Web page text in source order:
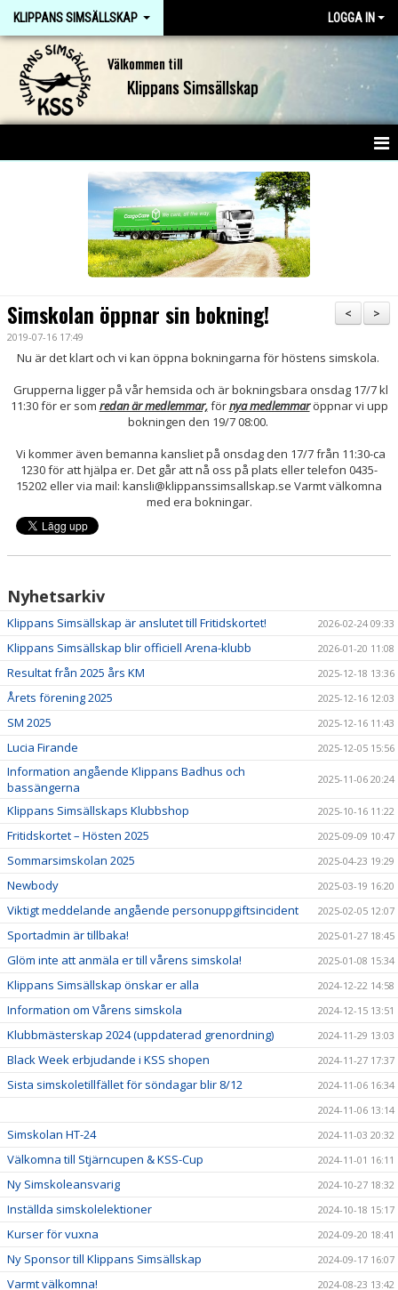
KLIPPANS SIMSÄLLSKAP LOGGA IN
Klippans Simsällskap
Välkommen till
DOKUMENT
>
<
Simskolan öppnar sin bokning!
2019-07-16 17:49
Nu är det klart och vi kan öppna bokningarna för höstens simskola.
Grupperna ligger på vår hemsida och är bokningsbara onsdag 17/7 kl
11:30 för er som redan är medlemmar,förnya medlemmaröppnar vi upp
bokningen den 19/7 08:00.
Vi kommer även bemanna kansliet på onsdag den 17/7 från 11:30-ca
1230 för att hjälpa er. Det går att nå oss på plats eller telefon 0435-
15202 eller via mail: kansli@klippanssimsallskap.se Varmt välkomna
med era bokningar.
Nyhetsarkiv
Klippans Simsällskap är anslutet till Fritidskortet! 2026-02-24 09:33
Klippans Simsällskap blir officiell Arena-klubb 2026-01-20 11:08
Resultat från 2025 års KM 2025-12-18 13:36
Årets förening 2025 2025-12-16 12:03
SM 2025 2025-12-16 11:43
Lucia Firande 2025-12-05 15:56
Information angående Klippans Badhus och
bassängerna
2025-11-06 20:24
Klippans Simsällskaps Klubbshop 2025-10-16 11:22
Fritidskortet – Hösten 2025 2025-09-09 10:47
Sommarsimskolan 2025 2025-04-23 19:29
Newbody 2025-03-19 16:20
Viktigt meddelande angående personuppgiftsincident 2025-02-05 12:07
Sportadmin är tillbaka! 2025-01-27 18:45
Glöm inte att anmäla er till vårens simskola! 2025-01-08 15:34
Klippans Simsällskap önskar er alla 2024-12-22 14:58
Information om Vårens simskola 2024-12-15 13:51
Klubbmästerskap 2024 (uppdaterad grenordning) 2024-11-29 13:03
Black Week erbjudande i KSS shopen 2024-11-27 17:37
Sista simskoletillfället för söndagar blir 8/12
2024-11-06 16:34
2024-11-06 13:14
Simskolan HT-24 2024-11-03 20:32
Välkomna till Stjärncupen & KSS-Cup 2024-11-01 16:11
Ny Simskoleansvarig 2024-10-27 18:32
Inställda simskolelektioner 2024-10-18 15:17
Kurser för vuxna 2024-09-20 18:41
Ny Sponsor till Klippans Simsällskap 2024-09-17 16:07
Varmt välkomna! 2024-08-23 13:42